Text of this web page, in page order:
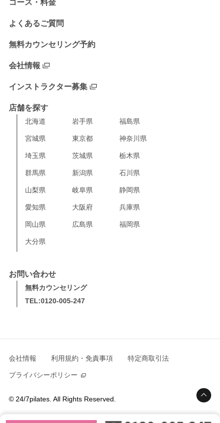
コース・料金
よくあるご質問
無料カウンセリング予約
会社情報
インストラクター募集
店舗を探す
北海道 岩手県 福島県
宮城県 東京都 神奈川県
埼玉県 茨城県 栃木県
群馬県 新潟県 石川県
山梨県 岐阜県 静岡県
愛知県 大阪府 兵庫県
岡山県 広島県 福岡県
大分県
お問い合わせ
無料カウンセリング
TEL:0120-005-247
会社情報 利用規約・免責事項 特定商取引法
プライバシーポリシー
© 24/7pilates. All Rights Reserved.